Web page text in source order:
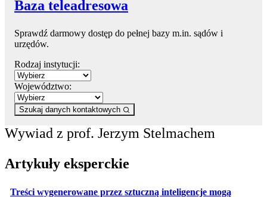
Baza teleadresowa
Sprawdź darmowy dostęp do pełnej bazy m.in. sądów i
urzędów.
Rodzaj instytucji:
Województwo:
Szukaj danych kontaktowych
Wywiad z prof. Jerzym Stelmachem
Artykuły eksperckie
Treści wygenerowane przez sztuczną inteligencje mogą